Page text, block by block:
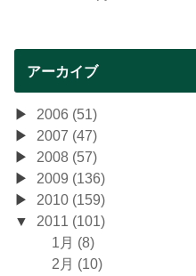
アーカイブ
2006 (51)
2007 (47)
2008 (57)
2009 (136)
2010 (159)
2011 (101)
1月 (8)
2月 (10)